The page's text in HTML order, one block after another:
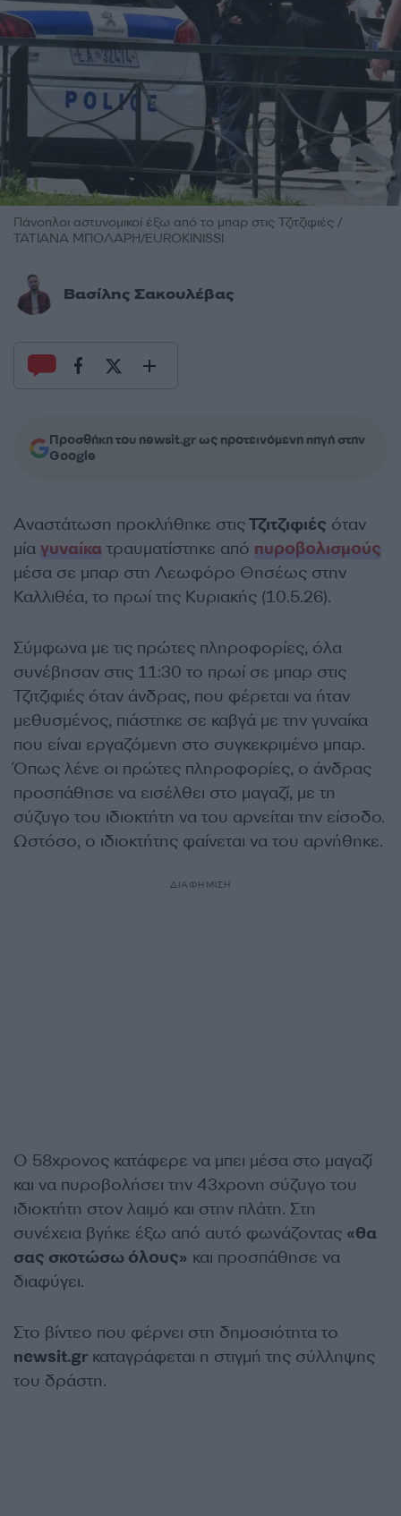
Πάνοπλοι αστυνομικοί έξω από το μπαρ στις Τζιτζιφιές /
ΤΑΤΙΑΝΑ ΜΠΟΛΑΡΗ/EUROKINISSI
Βασίλης Σακουλέβας
Προσθήκη του newsit.gr ως προτεινόμενη πηγή στην
Google
Αναστάτωση προκλήθηκε στιςΤζιτζιφιές όταν
μία γυναίκα τραυματίστηκε από πυροβολισμούς
μέσα σε μπαρ στη Λεωφόρο Θησέως στην
Καλλιθέα, το πρωί της Κυριακής (10.5.26).
Σύμφωνα με τις πρώτες πληροφορίες, όλα
συνέβησαν στις 11:30 το πρωί σε μπαρ στις
Τζιτζιφιές όταν άνδρας, που φέρεται να ήταν
μεθυσμένος, πιάστηκε σε καβγά με την γυναίκα
που είναι εργαζόμενη στο συγκεκριμένο μπαρ.
Όπως λένε οι πρώτες πληροφορίες, ο άνδρας
προσπάθησε να εισέλθει στο μαγαζί, με τη
σύζυγο του ιδιοκτήτη να του αρνείται την είσοδο.
Ωστόσο, ο ιδιοκτήτης φαίνεται να του αρνήθηκε.
ΔΙΑΦΗΜΙΣΗ
Ο 58χρονος κατάφερε να μπει μέσα στο μαγαζί
και να πυροβολήσει την 43χρονη σύζυγο του
ιδιοκτήτη στον λαιμό και στην πλάτη. Στη
συνέχεια βγήκε έξω από αυτό φωνάζοντας «θα
σας σκοτώσω όλους» και προσπάθησε να
διαφύγει.
Στο βίντεο που φέρνει στη δημοσιότητα το
newsit.gr καταγράφεται η στιγμή της σύλληψης
του δράστη.